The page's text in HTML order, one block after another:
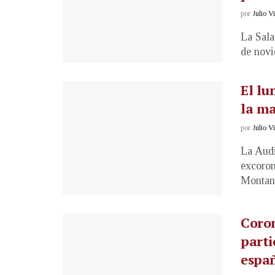
por Julio
La
de
El
la
por Julio
La